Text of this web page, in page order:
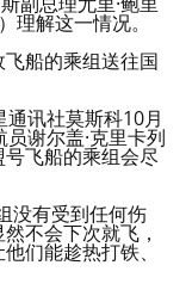
理解这一情况。
船的乘组送往国
通讯社莫斯科10月
谢尔盖·克里卡列
飞船的乘组会尽
没有受到任何伤
不会下次就飞，
们能趁热打铁、